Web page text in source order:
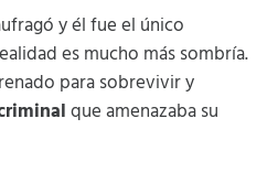
y él fue el único
es mucho más sombría.
para sobrevivir y
que amenazaba su